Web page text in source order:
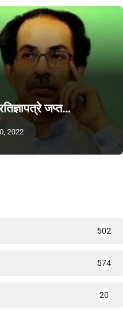
जप्त…
2022
502
574
20